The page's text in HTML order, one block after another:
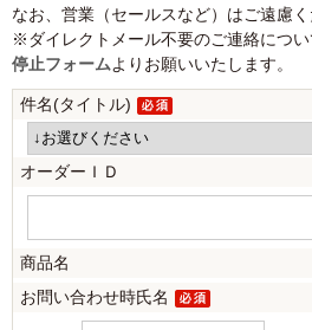
なお、営業（セールスなど）はご遠慮く
※ダイレクトメール不要のご連絡につい
停止フォームよりお願いいたします。
件名(タイトル)
オーダーＩＤ
商品名
お問い合わせ時氏名